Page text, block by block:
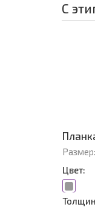
С
Размер:
Цвет: